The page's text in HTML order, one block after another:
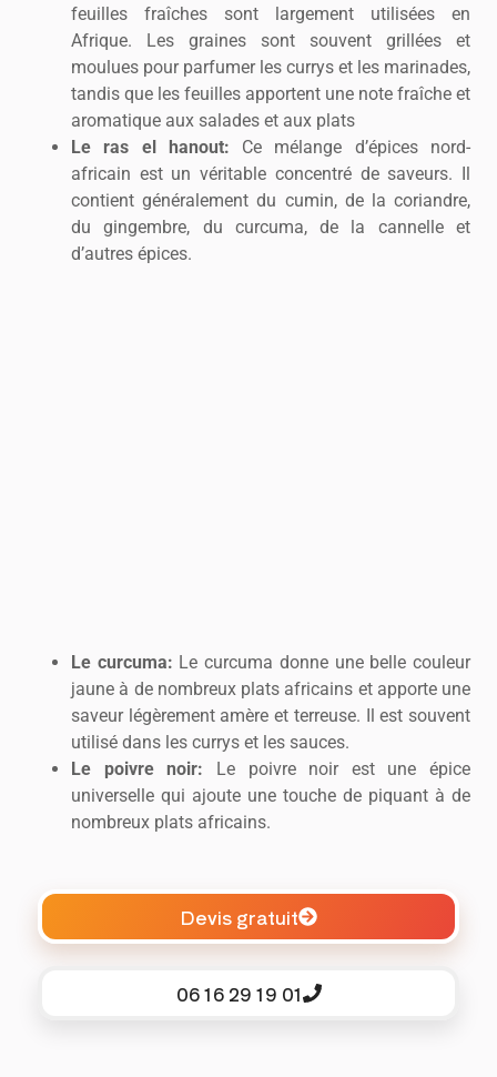
feuilles fraîches sont largement utilisées en
Afrique. Les graines sont souvent grillées et
moulues pour parfumer les currys et les marinades,
tandis que les feuilles apportent une note fraîche et
aromatique aux salades et aux plats
Le ras el hanout: Ce mélange d’épices nord-
africain est un véritable concentré de saveurs. Il
contient généralement du cumin, de la coriandre,
du gingembre, du curcuma, de la cannelle et
d’autres épices.
Le curcuma: Le curcuma donne une belle couleur
jaune à de nombreux plats africains et apporte une
saveur légèrement amère et terreuse. Il est souvent
utilisé dans les currys et les sauces.
Le poivre noir: Le poivre noir est une épice
universelle qui ajoute une touche de piquant à de
nombreux plats africains.
Devis gratuit
06 16 29 19 01